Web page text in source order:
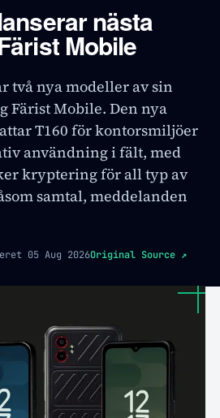
nästa
Mobile
två nya modeller av sin
Färist Mobile. Den nya
T160 för kontorsmiljöer
användning i fält, med
kryptering för all typ av
samtal, meddelanden
05 Aug 2026Original Source ↗